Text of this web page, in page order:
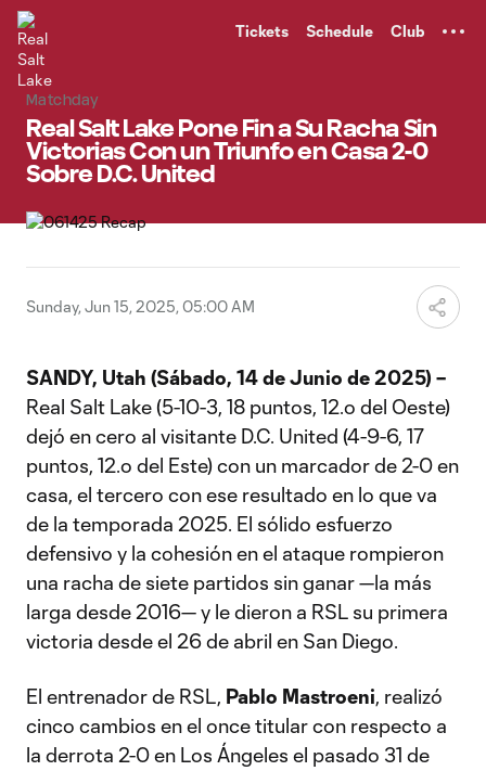
Tickets Schedule Club
Matchday
Real Salt Lake Pone Fin a Su Racha Sin
Victorias Con un Triunfo en Casa 2-0
Sobre D.C. United
Sunday, Jun 15, 2025, 05:00 AM
SANDY, Utah (Sábado, 14 de Junio de 2025) –
Real Salt Lake (5-10-3, 18 puntos, 12.º del Oeste)
dejó en cero al visitante D.C. United (4-9-6, 17
puntos, 12.º del Este) con un marcador de 2-0 en
casa, el tercero con ese resultado en lo que va
de la temporada 2025. El sólido esfuerzo
defensivo y la cohesión en el ataque rompieron
una racha de siete partidos sin ganar —la más
larga desde 2016— y le dieron a RSL su primera
victoria desde el 26 de abril en San Diego.
El entrenador de RSL, Pablo Mastroeni, realizó
cinco cambios en el once titular con respecto a
la derrota 2-0 en Los Ángeles el pasado 31 de